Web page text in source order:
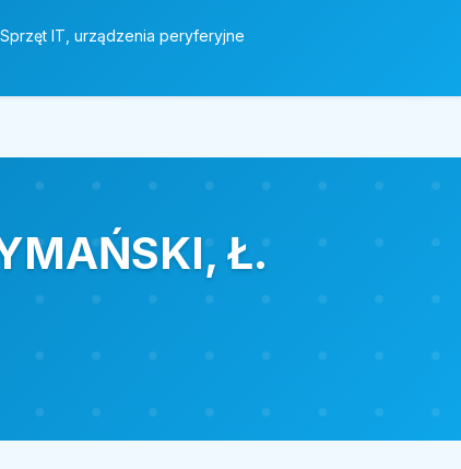
Sprzęt IT, urządzenia peryferyjne
Ł.